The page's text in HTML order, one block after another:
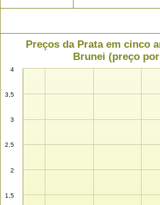
Preços da Prata em cinco
Brunei (preço
1,5
2
2,5
3
3,5
4